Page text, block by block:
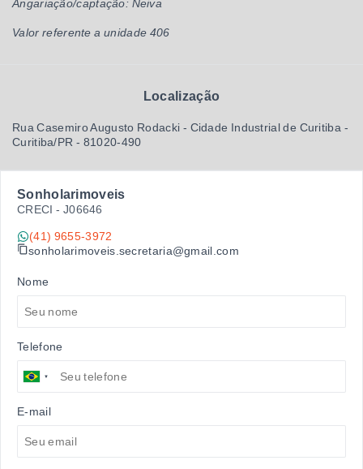
Angariação/captação: Neiva
Valor referente a unidade 406
Localização
Rua Casemiro Augusto Rodacki - Cidade Industrial de Curitiba -
Curitiba/PR - 81020-490
Sonholarimoveis
CRECI - J06646
(41) 9655-3972
sonholarimoveis.secretaria@gmail.com
Nome
Telefone
E-mail